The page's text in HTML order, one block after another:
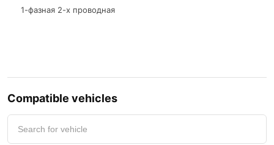
1-фазная 2-х проводная
Compatible vehicles